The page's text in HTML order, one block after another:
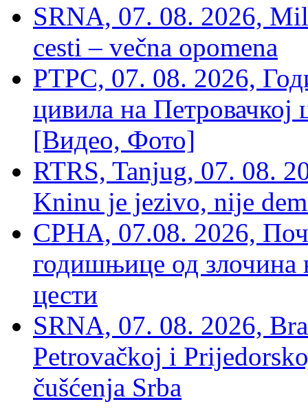
SRNA, 07. 08. 2026,
cesti – večna opomena
РТРС, 07. 08. 2026,
цивила на Петровачкој
[Видео, Фото]
RTRS, Tanjug, 07. 08.
Kninu je jezivo, nije
СРНА, 07.08. 2026,
годишњице од злочина
цести
SRNA, 07. 08. 2026,
Petrovačkoj i
čušćenja Srba